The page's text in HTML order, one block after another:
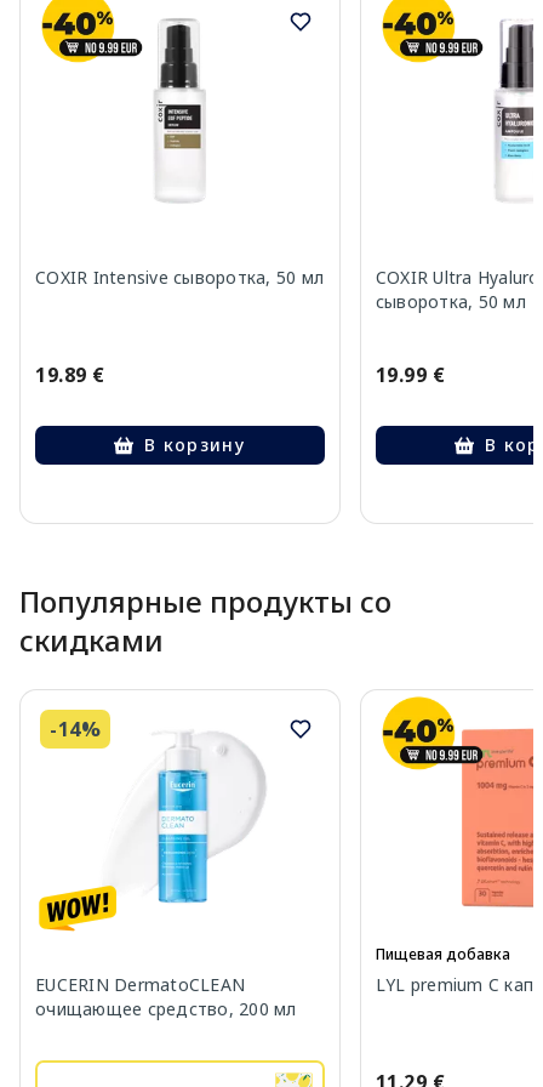
COXIR Intensive сыворотка, 50 мл
19.89 €
В корзину
COXIR Ultra
сыворотка, 50 мл
19.99 €
В
Популярные продукты со
скидками
-14%
EUCERIN DermatoCLEAN
очищающее средство, 200 мл
Пищевая добавка
LYL premium C